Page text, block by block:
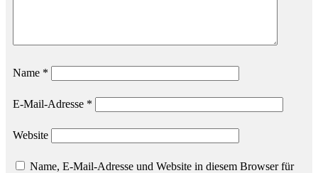
Name *
E-Mail-Adresse *
Website
Name, E-Mail-Adresse und Website in diesem Browser für